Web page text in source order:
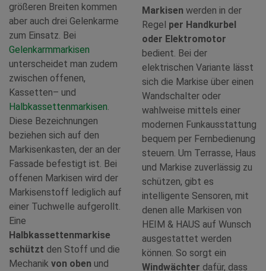
größeren Breiten kommen
aber auch drei Gelenkarme
zum Einsatz. Bei
Gelenkarmmarkisen
unterscheidet man zudem
zwischen offenen,
Kassetten– und
Halbkassettenmarkisen
Diese Bezeichnungen
beziehen sich auf den
Markisenkasten, der an der
Fassade befestigt ist. Bei
offenen Markisen wird der
Markisenstoff lediglich auf
einer Tuchwelle aufgerollt.
Eine
Halbkassettenmarkise
schützt den Stoff und die
Mechanik von oben und
Markisen werden in der
Regel per Handkurbel
oder Elektromotor
bedient. Bei der
elektrischen Variante lässt
sich die Markise über einen
Wandschalter oder
wahlweise mittels einer
modernen Funkausstattung
bequem per Fernbedienung
steuern. Um Terrasse, Haus
und Markise zuverlässig zu
schützen, gibt es
intelligente Sensoren, mit
denen alle Markisen von
HEIM & HAUS auf Wunsch
ausgestattet werden
können. So sorgt ein
Windwächter dafür, dass